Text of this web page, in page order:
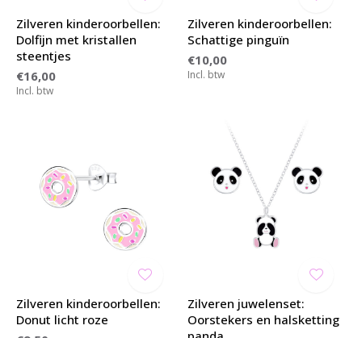
Zilveren kinderoorbellen:
Dolfijn met kristallen
steentjes
€16,00
Incl. btw
Zilveren kinderoorbellen:
Schattige pinguïn
€10,00
Incl. btw
Zilveren kinderoorbellen:
Donut licht roze
Zilveren juwelenset:
Oorstekers en halsketting